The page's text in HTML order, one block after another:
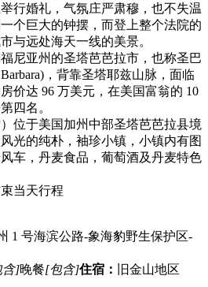
行婚礼，气氛庄严肃穆，也不失温
个巨大的钟摆，而登上整个法院的
与远处海天一线的美景。
尼亚州的圣塔芭芭拉市，也称圣巴
，背靠圣塔耶兹山脉，面临
价达 96 万美元，在美国富翁的 10
四名。
位于美国加州中部圣塔芭芭拉县境
光的纯朴，袖珍小镇，小镇内有图
车，丹麦食品，葡萄酒及丹麦特色
当天行程
1 号海滨公路-象海豹野生保护区-
含]晚餐[包含]住宿： 旧金山地区